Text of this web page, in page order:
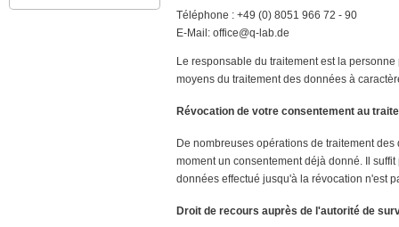
Téléphone : +49 (0) 8051 966 72 - 90
E-Mail: office@q-lab.de
Le responsable du traitement est la
moyens du traitement des données à
Révocation de votre consentement au
De nombreuses opérations de traitement
moment un consentement déjà donné. Il
données effectué jusqu'à la révocation n'est
Droit de recours auprès de l'autorité de